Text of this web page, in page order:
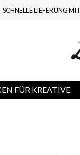
SCHNELLE LIEFERUNG
FÜR KREATIVE